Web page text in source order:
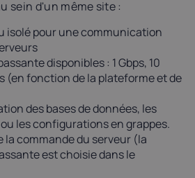
sein d'un même site :
isolé pour une communication
disponibles : 1 Gbps, 10
(en fonction de la plateforme et de
des bases de données, les
les configurations en grappes.
la commande du serveur (la
est choisie dans le